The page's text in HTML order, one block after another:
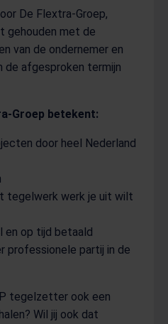
De Flextra-Groep,
gehouden met de
van de ondernemer en
de afgesproken termijn
Groep betekent:
door heel Nederland
tegelwerk werk je uit wilt
en op tijd betaald
professionele partij in de
tegelzetter ook een
Wil jij ook dat